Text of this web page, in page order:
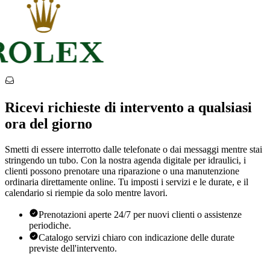
Ricevi richieste di intervento a qualsiasi
ora del giorno
Smetti di essere interrotto dalle telefonate o dai messaggi mentre stai
stringendo un tubo. Con la nostra agenda digitale per idraulici, i
clienti possono prenotare una riparazione o una manutenzione
ordinaria direttamente online. Tu imposti i servizi e le durate, e il
calendario si riempie da solo mentre lavori.
Prenotazioni aperte 24/7 per nuovi clienti o assistenze
periodiche.
Catalogo servizi chiaro con indicazione delle durate
previste dell'intervento.